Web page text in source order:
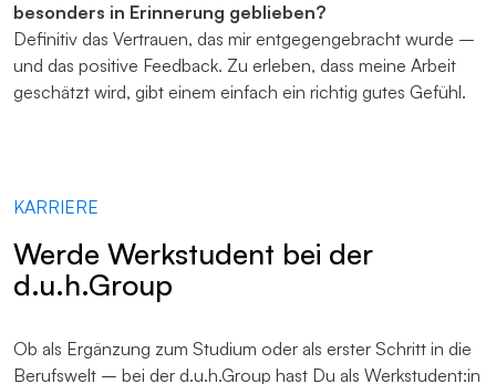
besonders in Erinnerung geblieben?
Definitiv das Vertrauen, das mir entgegengebracht wurde –
und das positive Feedback. Zu erleben, dass meine Arbeit
geschätzt wird, gibt einem einfach ein richtig gutes Gefühl.
KARRIERE
Werde Werkstudent bei der
d.u.h.Group
Ob als Ergänzung zum Studium oder als erster Schritt in die
Berufswelt – bei der d.u.h.Group hast Du als Werkstudent:in